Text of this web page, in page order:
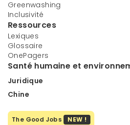
Greenwashing
Inclusivité
Ressources
Lexiques
Glossaire
OnePagers
Santé humaine et
Juridique
Chine
The Good Jobs NEW !